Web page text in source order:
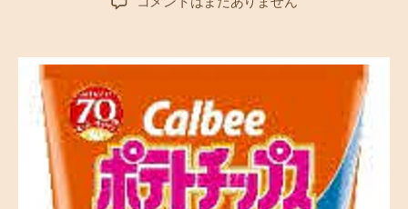
日
チ
プ
ス
愛
好
者
必